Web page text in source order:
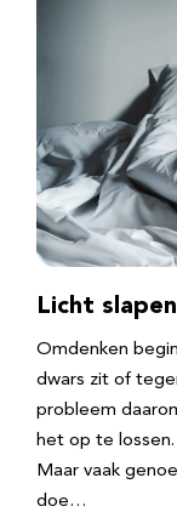
Licht slapen
Omdenken
dwars zit of
probleem
het op te
Maar vaak
doe…